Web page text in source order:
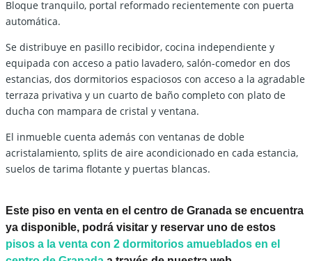
Bloque tranquilo, portal reformado recientemente con puerta
automática.
Se distribuye en pasillo recibidor, cocina independiente y
equipada con acceso a patio lavadero, salón-comedor en dos
estancias, dos dormitorios espaciosos con acceso a la agradable
terraza privativa y un cuarto de baño completo con plato de
ducha con mampara de cristal y ventana.
El inmueble cuenta además con ventanas de doble
acristalamiento, splits de aire acondicionado en cada estancia,
suelos de tarima flotante y puertas blancas.
Este piso en venta en el centro de Granada se encuentra
ya disponible, podrá visitar y reservar uno de estos
pisos a la venta con 2 dormitorios amueblados en el